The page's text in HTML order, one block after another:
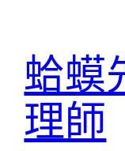
蛤蟆
理師